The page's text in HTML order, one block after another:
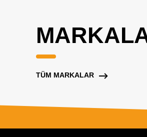
TÜM MARKALAR